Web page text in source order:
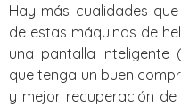
Hay más cualidades
de estas máquinas de
una pantalla inteligente
que tenga un buen
y mejor recuperación